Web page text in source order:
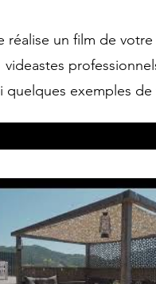
réalise un film de
videastes
quelques exemples de